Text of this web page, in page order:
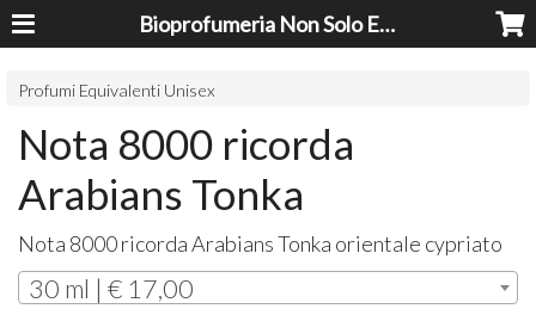
Bioprofumeria Non Solo Essenze
Profumi Equivalenti Unisex
Nota 8000 ricorda
Arabians Tonka
Nota 8000 ricorda Arabians Tonka orientale cypriato
30 ml | € 17,00